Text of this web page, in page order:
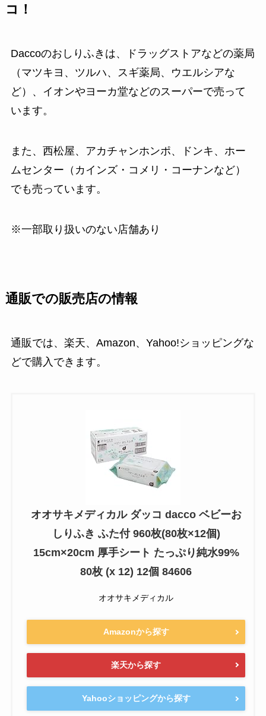
コ！
Daccoのおしりふきは、ドラッグストアなどの薬局
（マツキヨ、ツルハ、スギ薬局、ウエルシアな
ど）、イオンやヨーカ堂などのスーパーで売って
います。
また、西松屋、アカチャンホンポ、ドンキ、ホー
ムセンター（カインズ・コメリ・コーナンなど）
でも売っています。
※一部取り扱いのない店舗あり
通販での販売店の情報
通販では、楽天、Amazon、Yahoo!ショッピングな
どで購入できます。
オオサキメディカル ダッコ dacco ベビーお
しりふき ふた付 960枚(80枚×12個)
15cm×20cm 厚手シート たっぷり純水99%
80枚 (x 12) 12個 84606
オオサキメディカル
Amazonから探す
楽天から探す
Yahooショッピングから探す